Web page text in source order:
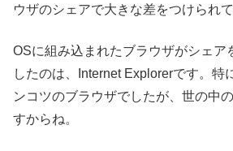
ウザのシェアで大きな差をつけられて
OSに組み込まれたブラウザがシェア
したのは、Internet Explorerです。特
ンコツのブラウザでしたが、世の中
すからね。